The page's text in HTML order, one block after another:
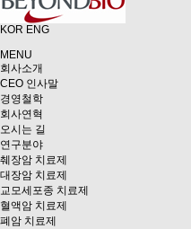
KOR ENG
MENU
회사소개
CEO 인사말
경영철학
회사연혁
오시는 길
연구분야
췌장암 치료제
대장암 치료제
교모세포종 치료제
혈액암 치료제
폐암 치료제